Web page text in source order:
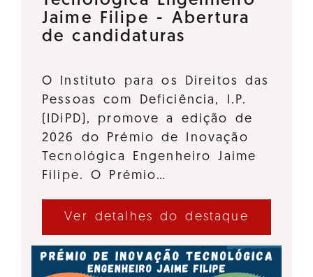
Jaime Filipe - Abertura
de candidaturas
O Instituto para os Direitos das
Pessoas com Deficiência, I.P.
(IDiPD), promove a edição de
2026 do Prémio de Inovação
Tecnológica Engenheiro Jaime
Filipe. O Prémio…
Ver detalhes do destaque